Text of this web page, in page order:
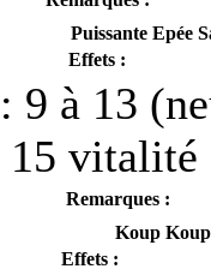
Puissante Epée
Effets :
9 à 13
15 vitalité
Remarques :
Koup Koup
Effets :